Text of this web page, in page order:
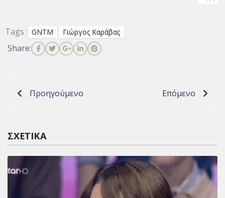
Tags : GNTM Γιώργος Καράβας
Share:
Προηγούμενο Επόμενο
ΣΧΕΤΙΚΆ